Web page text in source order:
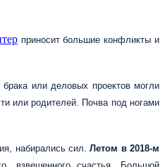
приносит большие конфликты и
или деловых проектов могли
или родителей. Почва под ногами
набирались сил.Летом в 2018-м